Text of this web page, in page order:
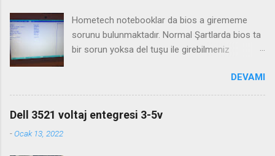
Hometech notebooklar da bios a girememe
sorunu bulunmaktadır. Normal Şartlarda bios ta
bir sorun yoksa del tuşu ile girebilmeniz
yaramaktadır. Biosa girme videosu izleyin
Kanalimiza abone olmayı unutmayın
DEVAMI
Dell 3521 voltaj entegresi 3-5v
-Ocak 13, 2022